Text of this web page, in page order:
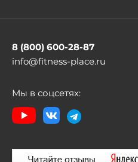
8 (800) 600-28-87
info@fitness-place.ru
Мы в соцсетях: